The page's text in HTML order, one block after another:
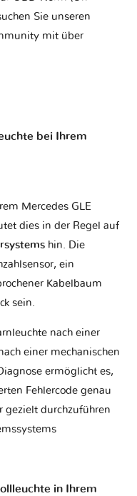
Sie unseren
mit über
bei Ihrem
Mercedes GLE
dies in der Regel auf
hin. Die
ein
Kabelbaum
sein.
nach einer
einer mechanischen
ermöglicht es,
Fehlercode genau
gezielt durchzuführen
in Ihrem